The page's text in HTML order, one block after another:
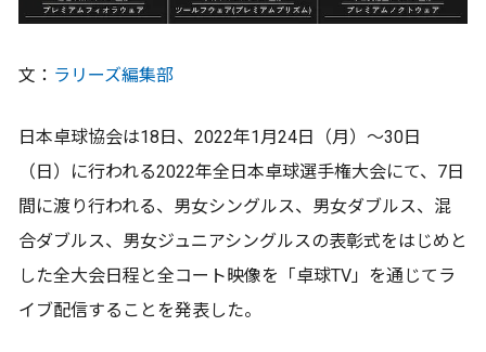
文： ラリーズ編集部
日本卓球協会は18日、2022年1月24日（月）～30日
（日）に行われる2022年全日本卓球選手権大会にて、7日
間に渡り行われる、男女シングルス、男女ダブルス、混
合ダブルス、男女ジュニアシングルスの表彰式をはじめと
した全大会日程と全コート映像を「卓球TV」を通じてラ
イブ配信することを発表した。